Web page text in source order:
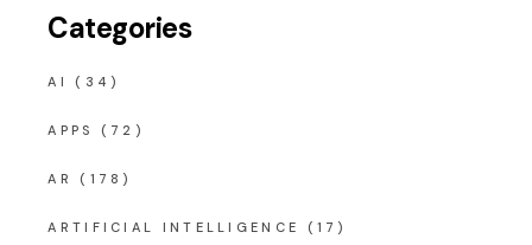
Categories
AI (34)
APPS (72)
AR (178)
ARTIFICIAL INTELLIGENCE (17)